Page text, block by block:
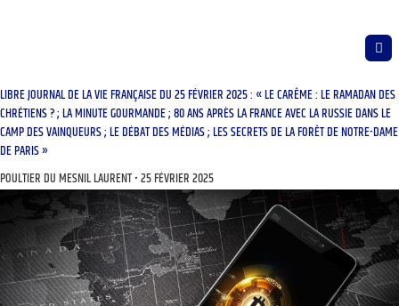
LIBRE JOURNAL DE LA VIE FRANÇAISE DU 25 FÉVRIER 2025 : « LE CARÊME : LE RAMADAN DES
CHRÉTIENS ? ; LA MINUTE GOURMANDE ; 80 ANS APRÈS LA FRANCE AVEC LA RUSSIE DANS LE
CAMP DES VAINQUEURS ; LE DÉBAT DES MÉDIAS ; LES SECRETS DE LA FORÊT DE NOTRE-DAME
DE PARIS »
POULTIER DU MESNIL LAURENT 25 FÉVRIER 2025